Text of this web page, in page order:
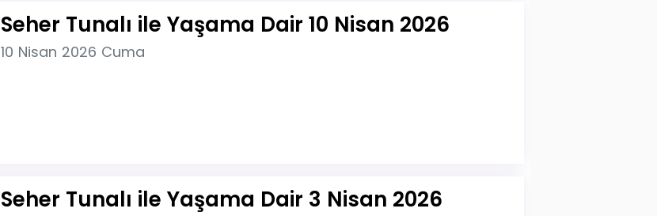
Seher Tunalı ile Yaşama Dair 10 Nisan 2026
10 Nisan 2026 Cuma
Seher Tunalı ile Yaşama Dair 3 Nisan 2026